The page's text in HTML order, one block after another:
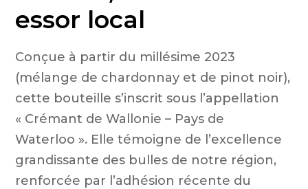
essor local
Conçue à partir du millésime 2023
(mélange de chardonnay et de pinot noir),
cette bouteille s’inscrit sous l’appellation
« Crémant de Wallonie – Pays de
Waterloo ». Elle témoigne de l’excellence
grandissante des bulles de notre région,
renforcée par l’adhésion récente du